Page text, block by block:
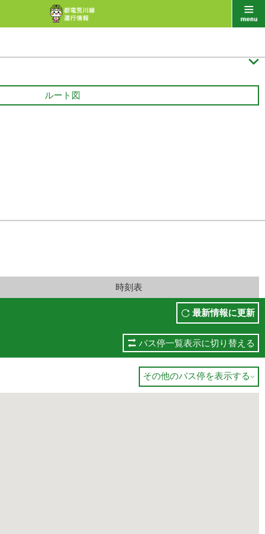

ルート図
時刻表
最新情報に更新
バス停一覧表示に切り替える
その他のバス停を表示する 